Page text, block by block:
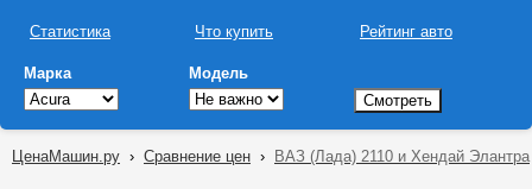
Статистика Что купить Рейтинг авто
Марка Модель
ЦенаМашин.ру › Сравнение цен › ВАЗ (Лада) 2110 и Хендай Элантра